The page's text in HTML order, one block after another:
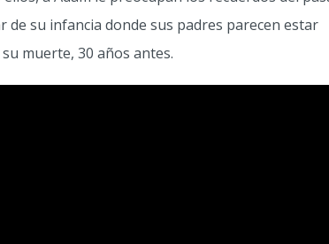
de su infancia donde sus padres parecen estar
muerte, 30 años antes.